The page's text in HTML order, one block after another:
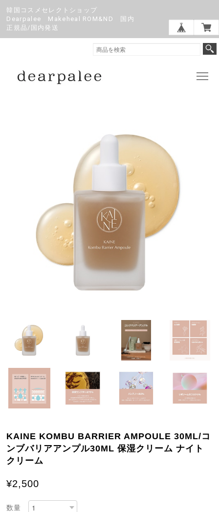
韓国コスメセレクトショップ
Dearpalee Makeheal ROM&ND 国内
正規品/国内発送
KAINE KOMBU BARRIER AMPOULE 30ML/コ
ンブバリアアンプル30ML 保湿クリーム ナイト
クリーム
¥2,500
数量